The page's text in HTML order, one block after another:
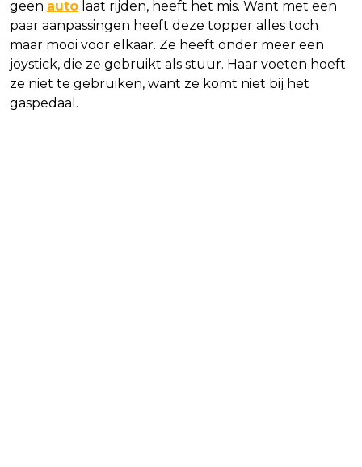
geen auto laat rijden, heeft het mis. Want met een
paar aanpassingen heeft deze topper alles toch
maar mooi voor elkaar. Ze heeft onder meer een
joystick, die ze gebruikt als stuur. Haar voeten hoeft
ze niet te gebruiken, want ze komt niet bij het
gaspedaal.